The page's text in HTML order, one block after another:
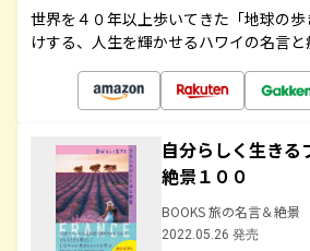
世界を４０年以上歩いてきた「地球の
けする、人生を輝かせるハワイの名言
自分らしく生きる
絶景１００
BOOKS 旅の名言＆絶景
2022.05.26 発売